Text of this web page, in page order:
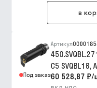
в
Под заказ
Артикул
C5 SVQBL16,
60 528,87 ₽/